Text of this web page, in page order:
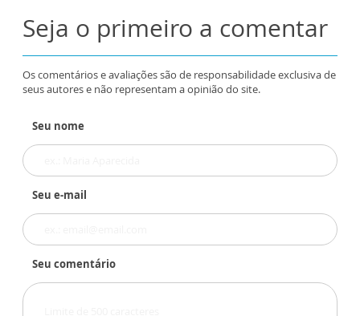
Seja o primeiro a comentar
Os comentários e avaliações são de responsabilidade exclusiva de
seus autores e não representam a opinião do site.
Seu nome
Seu e-mail
Seu comentário